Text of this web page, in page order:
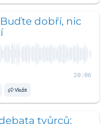
dobří, nic
20:06
Vložit
tvůrců: